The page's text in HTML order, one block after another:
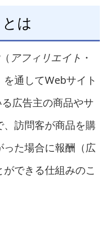
は
（ アフィリエイト ・
通してWebサイト
広告主の商品やサ
訪問客が商品を購
った場合に報酬（広
できる仕組みのこ